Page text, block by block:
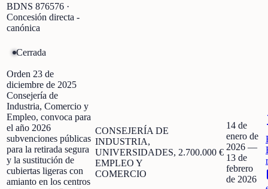
BDNS 876576 ·
Concesión directa -
canónica
Cerrada
Orden 23 de
diciembre de 2025
Consejería de
Industria, Comercio y
Empleo, convoca para
el año 2026
subvenciones públicas
para la retirada segura
y la sustitución de
cubiertas ligeras con
amianto en los centros
CONSEJERÍA DE
INDUSTRIA,
UNIVERSIDADES,
EMPLEO Y
COMERCIO
2.700.000 €
14 de
enero de
2026 —
13 de
febrero
de 2026